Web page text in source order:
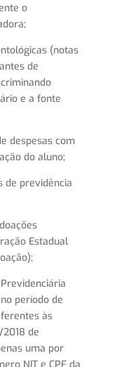
o
(notas
de
e a fonte
despesas com
do aluno;
de previdência
Estadual
período de
às
2018 de
uma por
NIT e CPF da